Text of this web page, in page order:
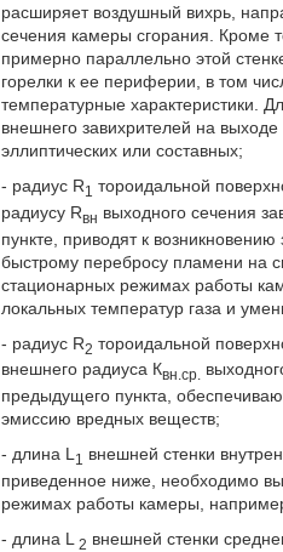
расширяет воздушный вихрь,
сечения камеры сгорания. Кроме
примерно параллельно этой
горелки к ее периферии, в том
температурные характеристики.
внешнего завихрителей на
эллиптических или составных;
- радиус R1 тороидальной
радиусу Rвн выходного сечения
пункте, приводят к
быстрому перебросу пламени на
стационарных режимах работы
локальных температур газа и
- радиус R2 тороидальной
внешнего радиуса Квн.ср.
предыдущего пункта,
эмиссию вредных веществ;
- длина L 1 внешней стенки
приведенное ниже, необходимо
режимах работы камеры,
- длина L 2 внешней стенки